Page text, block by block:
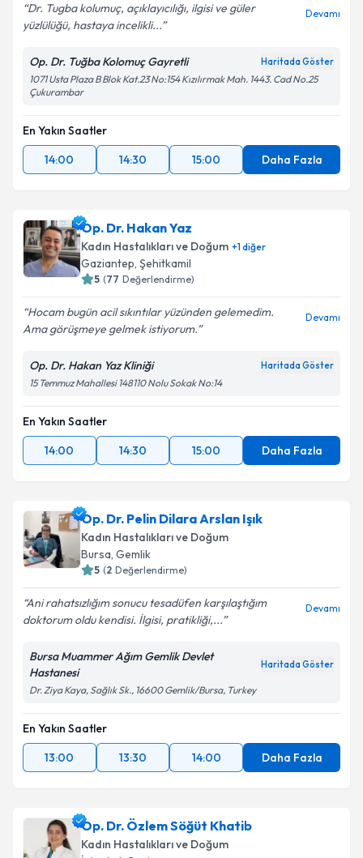
Dr. Tugba kolumuç, açıklayıcılığı, ilgisi ve güler
yüzlülüğü, hastaya incelikli...
Devamı
Op. Dr. Tuğba Kolomuç Gayretli Haritada Göster
1071 Usta Plaza B Blok Kat.23 No:154 Kızılırmak Mah. 1443. Cad No.25
Çukurambar
En Yakın Saatler
14:00
14:30 15:00 Daha Fazla
Op. Dr. Hakan Yaz
Kadın Hastalıkları ve Doğum +1diğer
Gaziantep, Şehitkamil
5 (77 Değerlendirme)
Hocam bugün acil sıkıntılar yüzünden gelemedim.
Ama görüşmeye gelmek istiyorum.
Devamı
Op. Dr. Hakan Yaz Kliniği Haritada Göster
15 Temmuz Mahallesi 148110 Nolu Sokak No:14
En Yakın Saatler
14:00
14:30 15:00 Daha Fazla
Op. Dr. Pelin Dilara Arslan Işık
Kadın Hastalıkları ve Doğum
Bursa, Gemlik
5 (2 Değerlendirme)
Ani rahatsızlığım sonucu tesadüfen karşılaştığım
doktorum oldu kendisi. İlgisi, pratikliği,...
Devamı
Bursa Muammer Ağım Gemlik Devlet
Hastanesi
Haritada Göster
Dr. Ziya Kaya, Sağlık Sk., 16600 Gemlik/Bursa, Turkey
En Yakın Saatler
13:00
13:30 14:00 Daha Fazla
Op. Dr. Özlem Söğüt Khatib
Kadın Hastalıkları ve Doğum